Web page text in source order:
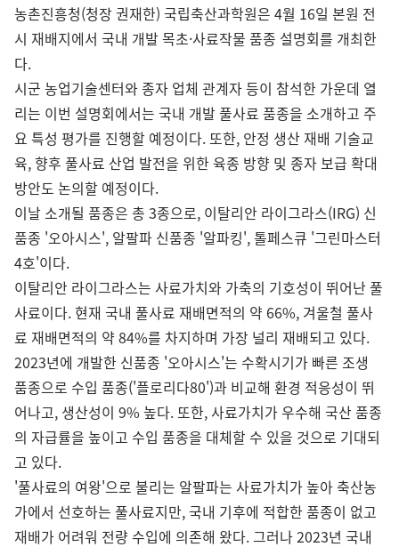
농촌진흥청(청장 권재한) 국립축산과학원은 4월 16일 본원 전
시 재배지에서 국내 개발 목초·사료작물 품종 설명회를 개최한
다.
시군 농업기술센터와 종자 업체 관계자 등이 참석한 가운데 열
리는 이번 설명회에서는 국내 개발 풀사료 품종을 소개하고 주
요 특성 평가를 진행할 예정이다. 또한, 안정 생산 재배 기술교
육, 향후 풀사료 산업 발전을 위한 육종 방향 및 종자 보급 확대
방안도 논의할 예정이다.
이날 소개될 품종은 총 3종으로, 이탈리안 라이그라스(IRG) 신
품종 '오아시스', 알팔파 신품종 '알파킹', 톨페스큐 '그린마스터
4호'이다.
이탈리안 라이그라스는 사료가치와 가축의 기호성이 뛰어난 풀
사료이다. 현재 국내 풀사료 재배면적의 약 66%, 겨울철 풀사
료 재배면적의 약 84%를 차지하며 가장 널리 재배되고 있다.
2023년에 개발한 신품종 '오아시스'는 수확시기가 빠른 조생
품종으로 수입 품종('플로리다80')과 비교해 환경 적응성이 뛰
어나고, 생산성이 9% 높다. 또한, 사료가치가 우수해 국산 품종
의 자급률을 높이고 수입 품종을 대체할 수 있을 것으로 기대되
고 있다.
'풀사료의 여왕'으로 불리는 알팔파는 사료가치가 높아 축산농
가에서 선호하는 풀사료지만, 국내 기후에 적합한 품종이 없고
재배가 어려워 전량 수입에 의존해 왔다. 그러나 2023년 국내